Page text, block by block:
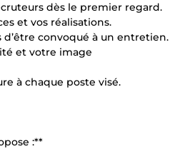
dès le premier regard.
et vos réalisations.
convoqué à un entretien.
et votre image
à chaque poste visé.
:**